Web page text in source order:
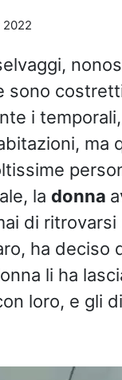
2022
sono
i
ma
la donna
di
ha deciso
li ha
loro, e gli